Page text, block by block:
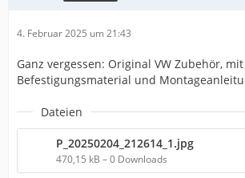
4. Februar 2025 um 21:43
Ganz vergessen: Original VW Zubehör, mit
Befestigungsmaterial und
Dateien
P_20250204_212614_1.jpg
470,15 kB – 0 Downloads